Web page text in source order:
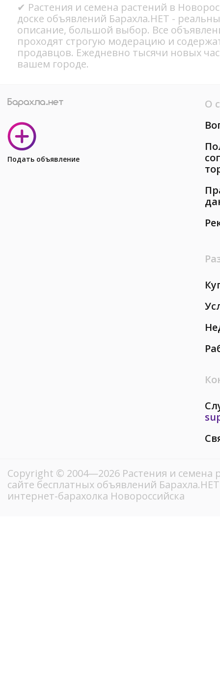
✔ Растения и семена растений в
доске объявлений Барахла.НЕТ -
описание, большой выбор. Все
проходят строгую модерацию и
продавцов. Ежедневно тысячи новых
вашем городе.
Подать объявление
О
Copyright © 2004—2026 Растения и семена
сайте бесплатных объявлений
интернет-барахолка Новороссийска